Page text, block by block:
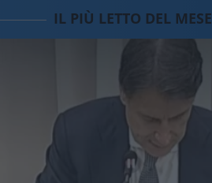
IL PIÙ LETTO DEL MESE